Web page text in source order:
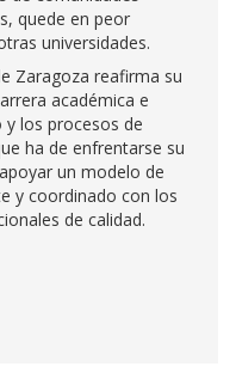
quede en peor
universidades.
Zaragoza reafirma su
académica e
los procesos de
ha de enfrentarse su
un modelo de
y coordinado con los
de calidad.